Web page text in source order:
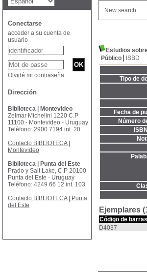
New search
Estudios
Público
ISBD
Tipo de
Fecha de
Número
Ejemplares
Código de barras
D4037
Conectarse
acceder a su cuenta de
usuario
Olvidé mi contraseña
Dirección
Biblioteca | Montevideo
Zelmar Michelini 1220 C.P
11100 - Montevideo - Uruguay
Teléfono: 2900 7194 int. 20
Contacto BIBLIOTECA |
Montevideo
Biblioteca | Punta del Este
Prado y Salt Lake, C.P 20100
Punta del Este - Uruguay
Teléfono: 4249 66 12 int. 103
Contacto BIBLIOTECA | Punta
del Este